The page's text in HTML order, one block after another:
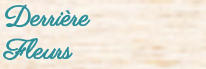
Fleurs